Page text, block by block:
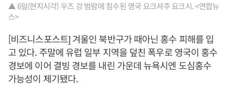
▲ 6일(현지시각) 우즈 강 범람에 침수된 영국 요크셔주 요크시. <연합뉴
스>
[비즈니스포스트] 겨울인 북반구가 때아닌 홍수 피해를 입
고 있다. 주말에 유럽 일부 지역을 덮친 폭우로 영국이 홍수
경보에 이어 결빙 경보를 내린 가운데 뉴욕시엔 도심홍수
가능성이 제기됐다.